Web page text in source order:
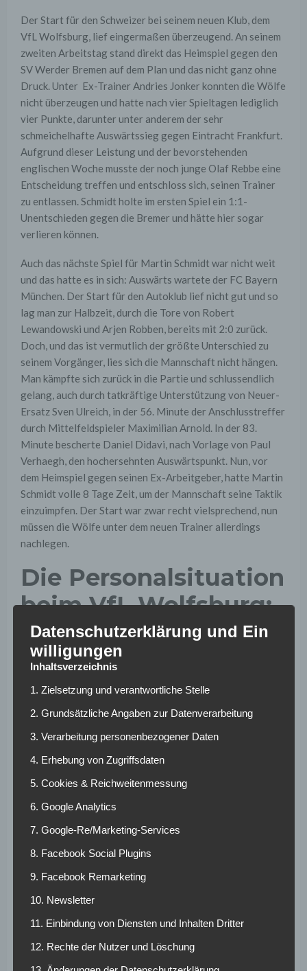
Der Start für den Schweizer bei seinem neuen Klub, dem
VfL Wolfsburg, lief eingermaßen überzeugend. An seinem
zweiten Arbeitstag stand direkt das Heimspiel gegen den
SV Werder Bremen auf dem Plan und das nicht ganz ohne
Druck. Unter Ex-Trainer Andries Jonker konnten die Wölfe
nicht überzeugen und hatte nach vier Spieltagen lediglich
vier Punkte, darunter unter anderem der sehr
schmeichelhafte Auswärtssieg gegen Eintracht Frankfurt.
Aufgrund dieser Leistung und der bevorstehenden
englischen Woche musste der noch junge Olaf Rebbe eine
Entscheidung treffen und entschloss sich, seinen Trainer
zu entlassen. Schmidt holte im ersten Spiel ein 1:1-
Unentschieden gegen die Bremer und hätte hier sogar
verlieren können.
Auch das nächste Spiel für Martin Schmidt war nicht weit
und das hatte es in sich: Auswärts wartete der FC Bayern
München. Der Start für den Autoklub lief nicht gut und so
lag man zur Halbzeit, durch die Tore von Robert
Lewandowski und Arjen Robben, bereits mit 2:0 zurück.
Doch, und das ist vermutlich der größte Unterschied zu
seinem Vorgänger, lies sich die Mannschaft nicht hängen.
Man kämpfte sich zurück in die Partie und schlussendlich
gelang, auch durch tatkräftige Unterstützung von Neuer-
Ersatz Sven Ulreich, in der 56. Minute der Anschlusstreffer
durch Mittelfeldspieler Maximilian Arnold. In der 83.
Minute bescherte Daniel Didavi, nach Vorlage von Paul
Verhaegh, den hochersehnten Auswärtspunkt. Nun, vor
dem Heimspiel gegen seinen Ex-Arbeitgeber, hatte Martin
Schmidt volle 8 Tage Zeit, um der Mannschaft seine Taktik
einzuimpfen. Der Start war zwar recht vielsprechend, nun
müssen die Wölfe unter dem neuen Trainer allerdings
nachlegen.
Die Personalsituation
beim VfL Wolfsburg:
Neben den Langzeitverletzten John Anthony Brooks
(Sehnenanriss im Oberschenkel) und Jeffrey Bruma (freie
Gelenkkörper) muss der VfL Wolfsburg gegen den 1. FSV
Mainz 05 zudem auf Mario Gómez verzichten, auf den
Martin Schmidt aufgrund eines Bänderrisses wohl noch
rund zwei Wochen verzichten werden muss.
auskuriert und steht Trainer Martin Schmidt für die
anstehende Heimpartie gegen Mainz zur Verfügung.
Die Personalsituation
beim 1. FSV Mainz 05:
Auf der anderen Seite muss Sandro Schwarz auf vier
Spieler, darunter drei Feldspieler, verzichten: Keeper Jannik
im Training zurückerwartet, aber für die Partie gegen den
VfL Wolfsburg wird es wohl noch nicht reichen. Bei Gaëtan
Bussmann (Muskelfaserriss) und Emil Berggreen
Datenschutzerklärung und Ein
willigungen
Inhaltsverzeichnis
1. Zielsetzung und verantwortliche Stelle
2. Grundsätzliche Angaben zur Datenverarbeitung
3. Verarbeitung personenbezogener Daten
4. Erhebung von Zugriffsdaten
5. Cookies & Reichweitenmessung
6. Google Analytics
7. Google-Re/Marketing-Services
8. Facebook Social Plugins
9. Facebook Remarketing
10. Newsletter
11. Einbindung von Diensten und Inhalten Dritter
12. Rechte der Nutzer und Löschung